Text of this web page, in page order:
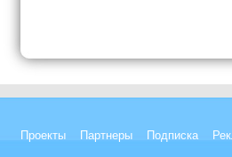
Проекты Партнеры Подписка